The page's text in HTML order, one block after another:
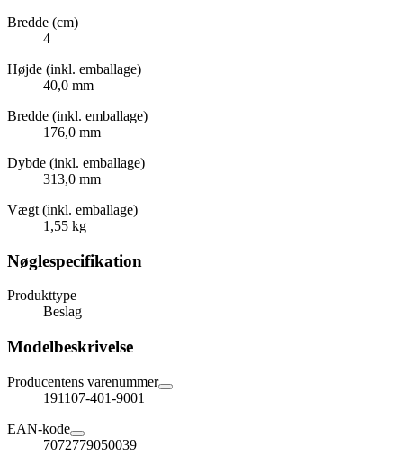
Bredde (cm)
4
Højde (inkl. emballage)
40,0 mm
Bredde (inkl. emballage)
176,0 mm
Dybde (inkl. emballage)
313,0 mm
Vægt (inkl. emballage)
1,55 kg
Nøglespecifikation
Produkttype
Beslag
Modelbeskrivelse
Producentens varenummer
191107-401-9001
EAN-kode
7072779050039